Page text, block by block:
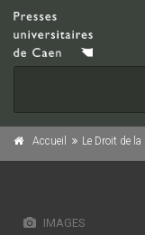
Accueil Le Droit de la guerre et de la
IMAGES